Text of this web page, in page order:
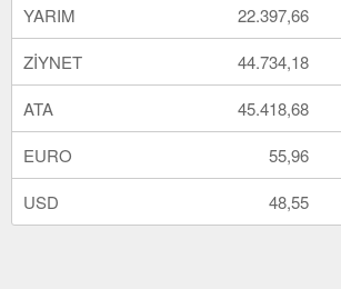
YARIM
22.397,66
ZİYNET
44.734,18
ATA
45.418,68
EURO
55,96
USD
48,55